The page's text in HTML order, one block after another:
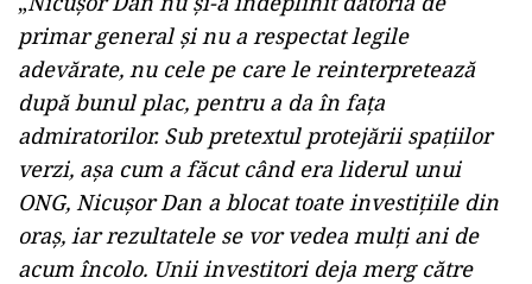
primar general și nu a respectat legile
adevărate, nu cele pe care le reinterpretează
după bunul plac, pentru a da în fața
admiratorilor. Sub pretextul protejării spațiilor
verzi, așa cum a făcut când era liderul unui
ONG, Nicușor Dan a blocat toate investițiile din
oraș, iar rezultatele se vor vedea mulți ani de
acum încolo. Unii investitori deja merg către